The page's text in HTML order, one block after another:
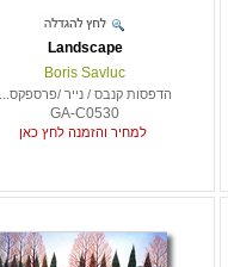
Landscape
Boris Savluc
הדפסות קנבס / נייר /פרספקס...
GA-C0530
למחיר והזמנה לחץ כאן